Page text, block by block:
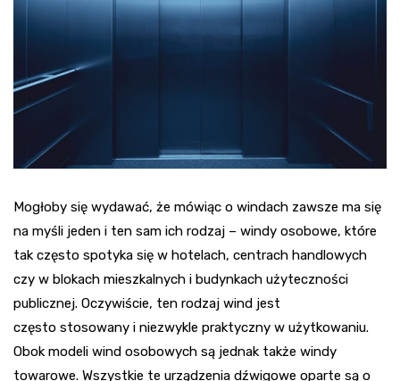
Mogłoby się wydawać, że mówiąc o windach zawsze ma się
na myśli jeden i ten sam ich rodzaj – windy osobowe, które
tak często spotyka się w hotelach, centrach handlowych
czy w blokach mieszkalnych i budynkach użyteczności
publicznej. Oczywiście, ten rodzaj wind jest
często stosowany i niezwykle praktyczny w użytkowaniu.
Obok modeli wind osobowych są jednak także windy
towarowe. Wszystkie te urządzenia dźwigowe oparte są o